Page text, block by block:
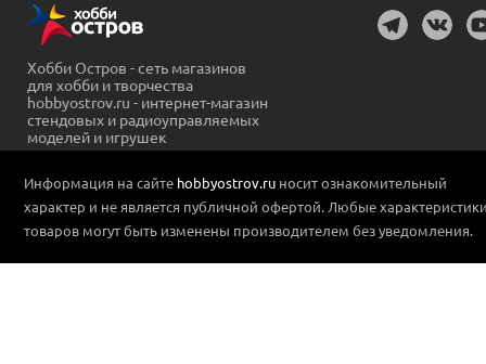
Хобби Остров - сеть магазинов
для хобби и творчества
hobbyostrov.ru - интернет-магазин
стендовых и радиоуправляемых
моделей и игрушек
Информация на сайте hobbyostrov.ru носит ознакомительный
характер и не является публичной офертой. Любые
товаров могут быть изменены производителем без уведомления.